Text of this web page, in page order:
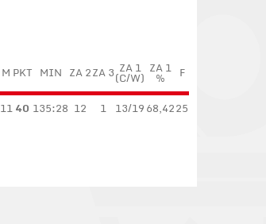
M PKT MIN ZA 2ZA 3 ZA 1
(C/W)
ZA 1
% F
11 40 135:28 12 1 13/1968,4225